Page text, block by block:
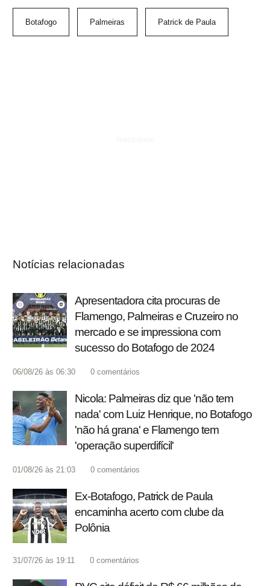
Botafogo Palmeiras Patrick de Paula
Notícias relacionadas
Apresentadora cita procuras de
Flamengo, Palmeiras e Cruzeiro no
mercado e se impressiona com
sucesso do Botafogo de 2024
06/08/26 às 06:30 0 comentários
Nicola: Palmeiras diz que 'não tem
nada' com Luiz Henrique, no Botafogo
'não há grana' e Flamengo tem
'operação superdifícil'
01/08/26 às 21:03 0 comentários
Ex-Botafogo, Patrick de Paula
encaminha acerto com clube da
Polônia
31/07/26 às 19:11 0 comentários